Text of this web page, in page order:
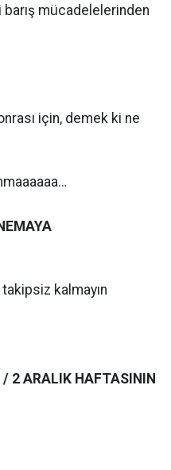
mücadelelerinden
için, demek ki ne
kalmayın
2 ARALIK HAFTASININ